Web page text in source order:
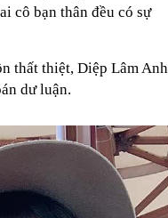
cô bạn thân đều có sự
thất thiệt, Diệp Lâm Anh
dư luận.